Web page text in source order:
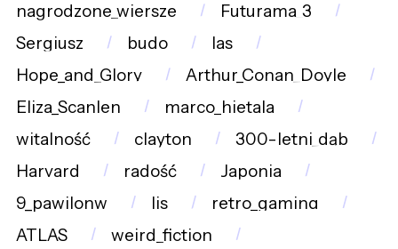
nagrodzone_wiersze
Futurama_3
Sergiusz
budo
las
Hope_and_Glory
Arthur_Conan_Doyle
Eliza_Scanlen
marco_hietala
witalność
clayton
300-letni_dąb
Harvard
radość
Japonia
9_pawilonw
lis
retro_gaming
ATLAS
weird_fiction